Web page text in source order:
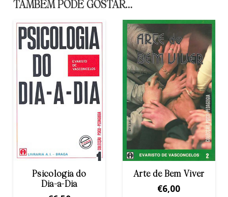
TAMBÉM PODE GOSTAR…
Arte de Bem Viver
€6,00
História de uma
Familia